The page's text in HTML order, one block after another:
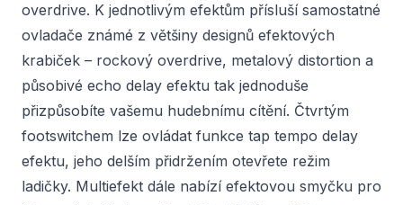
overdrive. K jednotlivým efektům přísluší samostatné
ovladače známé z většiny designů efektových
krabiček – rockový overdrive, metalový distortion a
působivé echo delay efektu tak jednoduše
přizpůsobíte vašemu hudebnímu cítění. Čtvrtým
footswitchem lze ovládat funkce tap tempo delay
efektu, jeho delším přidržením otevřete režim
ladičky. Multiefekt dále nabízí efektovou smyčku pro